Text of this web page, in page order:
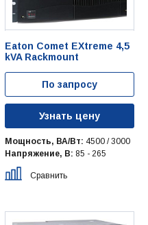
Eaton Comet EXtreme 4,5
kVA Rackmount
По запросу
Узнать цену
Мощность, ВА/Вт: 4500 / 3000
Напряжение, В: 85 - 265
Сравнить